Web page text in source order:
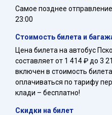
Самое позднее
23:00
Стоимость билета и
Цена билета на автобус
составляет от 1 414 ₽ до 3
включен в стоимость
оплачиваться по тарифу
клади – бесплатно!
Скидки на билет